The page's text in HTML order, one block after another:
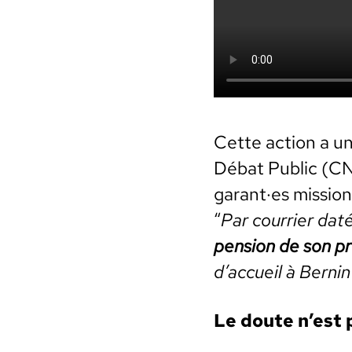
Cette action a
Débat Pub­lic
garant·es
“Par cour­ri­er
pen­sion de son
d’accueil à
Le doute n’est